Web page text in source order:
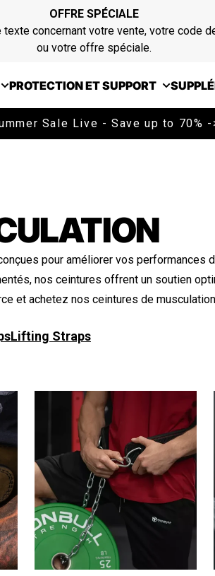
OFFRE SPÉCIALE
concernant votre vente, votre code
ou votre offre spéciale.
PROTECTION ET SUPPORT
Sale Live - Save up to 70% -
pour améliorer vos performances
nos ceintures offrent un soutien
et achetez nos ceintures de
Lifting Straps